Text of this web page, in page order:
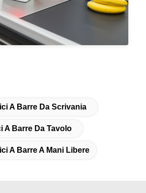
A Barre Da Scrivania
A Barre Da Tavolo
A Barre A Mani Libere